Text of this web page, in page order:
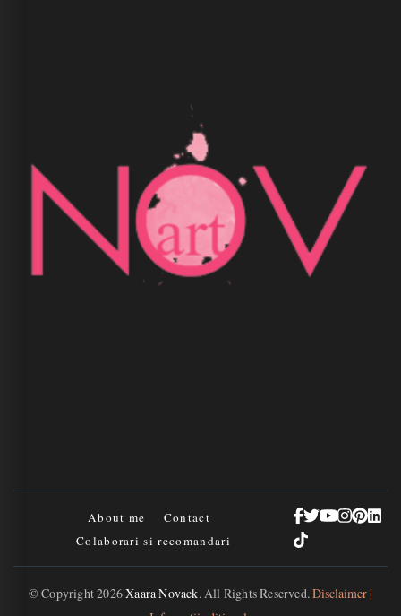
About me
Contact
Colaborari si recomandari
© Copyright 2026Xaara Novack. All Rights Reserved.Disclaimer |